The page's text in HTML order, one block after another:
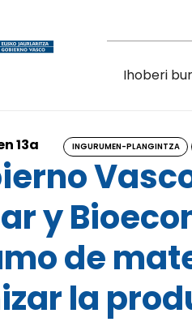
Ihoberi
13a INGURUMEN-PLANGINTZA
y
de
la